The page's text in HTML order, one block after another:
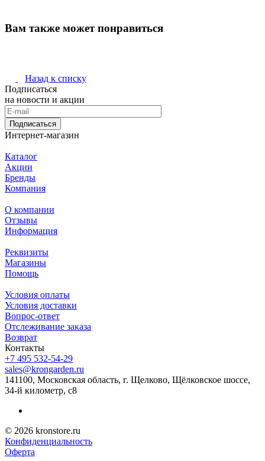
Вам также может понравиться
Назад к списку
Подписаться
на новости и акции
Подписаться
Интернет-магазин
Каталог
Акции
Бренды
Компания
О компании
Отзывы
Информация
Реквизиты
Магазины
Помощь
Условия оплаты
Условия доставки
Вопрос-ответ
Отслеживание заказа
Возврат
Контакты
+7 495 532-54-29
sales@krongarden.ru
141100, Московская область, г. Щелково, Щёлковское шоссе,
34-й километр, с8
© 2026 kronstore.ru
Конфиденциальность
Оферта